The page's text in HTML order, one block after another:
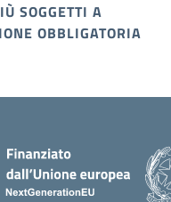
SOGGETTI A
OBBLIGATORIA